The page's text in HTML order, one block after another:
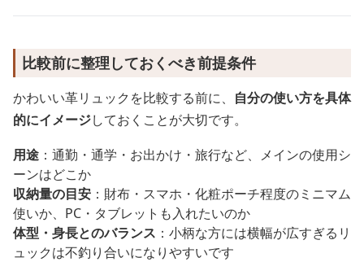
比較前に整理しておくべき前提条件
かわいい革リュックを比較する前に、 自分の使い方を具体
的にイメージしておくことが大切です。
用途 ：通勤・通学・お出かけ・旅行など、メインの使用シ
ーンはどこか
収納量の目安 ：財布・スマホ・化粧ポーチ程度のミニマム
使いか、PC・タブレットも入れたいのか
体型・身長とのバランス ：小柄な方には横幅が広すぎるリ
ュックは不釣り合いになりやすいです